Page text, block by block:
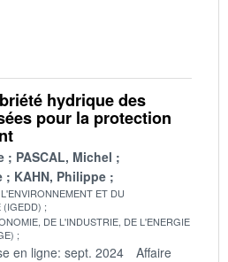
hydrique des
pour la protection
PASCAL, Michel
KAHN, Philippe
ET DU
(IGEDD)
DE L'INDUSTRIE, DE L'ENERGIE
en ligne: sept. 2024
Affaire